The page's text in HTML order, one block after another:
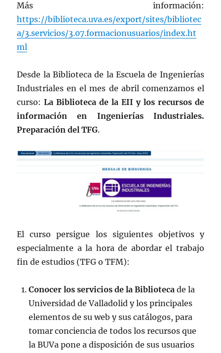
Más información:
https://biblioteca.uva.es/export/sites/bibliotec
a/3.servicios/3.07.formacionusuarios/index.ht
ml
Desde la Biblioteca de la Escuela de Ingenierías
Industriales en el mes de abril comenzamos el
curso:La Biblioteca de la EII y los recursos de
información en Ingenierías Industriales.
Preparación del TFG.
El curso persigue los siguientes objetivos y
especialmente a la hora de abordar el trabajo
fin de estudios (TFG o TFM):
Conocer los servicios de la Biblioteca de la
Universidad de Valladolid y los principales
elementos de su web y sus catálogos, para
tomar conciencia de todos los recursos que
la BUVa pone a disposición de sus usuarios